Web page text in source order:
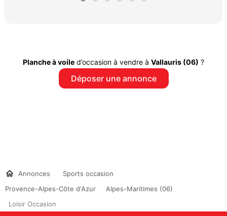
Planche à voile d’occasion à vendre à Vallauris (06) ?
Déposer une annonce
Annonces
Sports occasion
Provence-Alpes-Côte d'Azur
Alpes-Maritimes (06)
Loisir Occasion